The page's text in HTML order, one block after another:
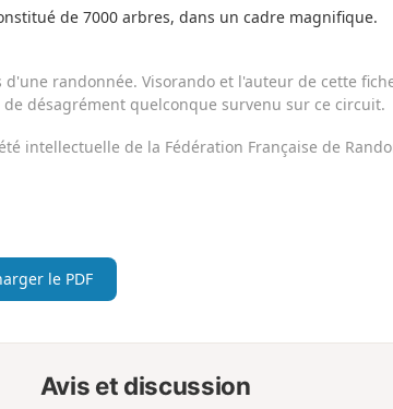
de 7000 arbres, dans un cadre magnifique.
randonnée. Visorando et l'auteur de cette
désagrément quelconque survenu sur ce circuit.
intellectuelle de la Fédération Française de
le PDF
Avis et discussion